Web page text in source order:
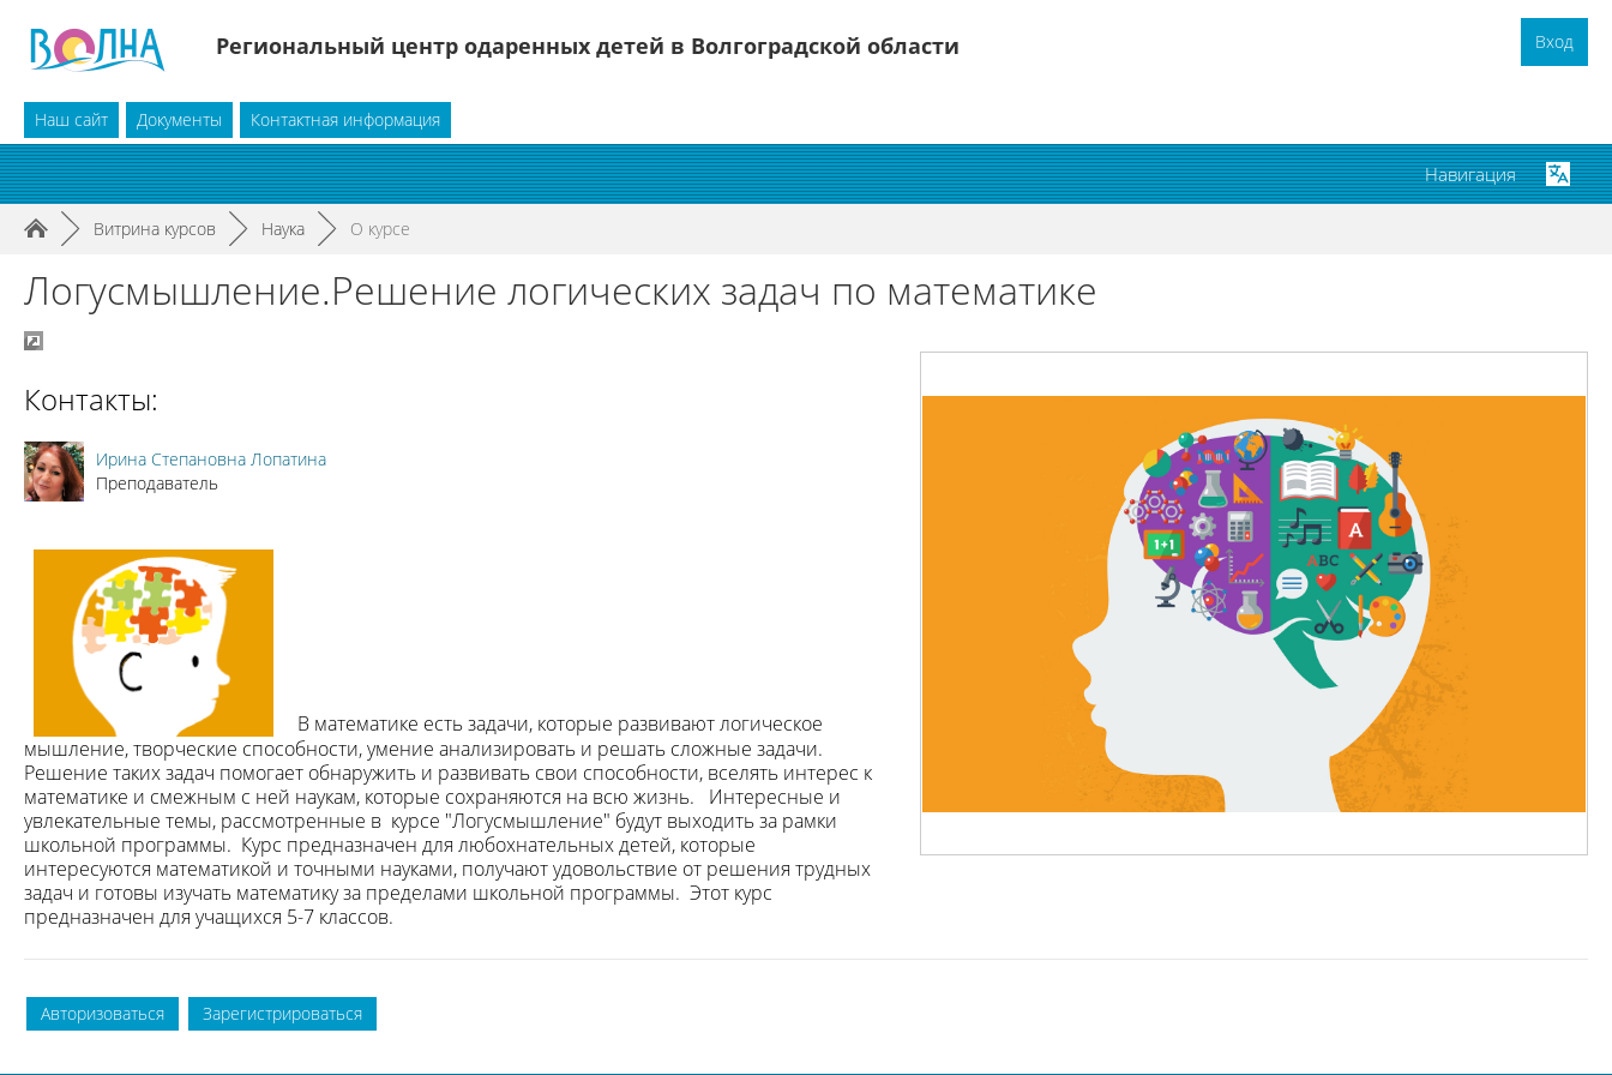
Региональный центр одаренных детей в Волгоградской области
Наш сайт Документы Контактная информация
Вход
► Витрина курсов ► Наука ► О курсе
Логусмышление.Решение логических задач по математике
Контакты:
Ирина Степановна Лопатина
Преподаватель
В математике есть задачи, которые развивают логическое
мышление, творческие способности, умение анализировать и решать сложные задачи.
Решение таких задач помогает обнаружить и развивать свои способности, вселять интерес к
математике и смежным с ней наукам, которые сохраняются на всю жизнь. Интересные и
увлекательные темы, рассмотренные в курсе "Логусмышление" будут выходить за рамки
школьной программы. Курс предназначен для любохнательных детей, которые
интересуются математикой и точными науками, получают удовольствие от решения трудных
задач и готовы изучать математику за пределами школьной программы. Этот курс
предназначен для учащихся 5-7 классов.
Авторизоваться Зарегистрироваться
Навигация